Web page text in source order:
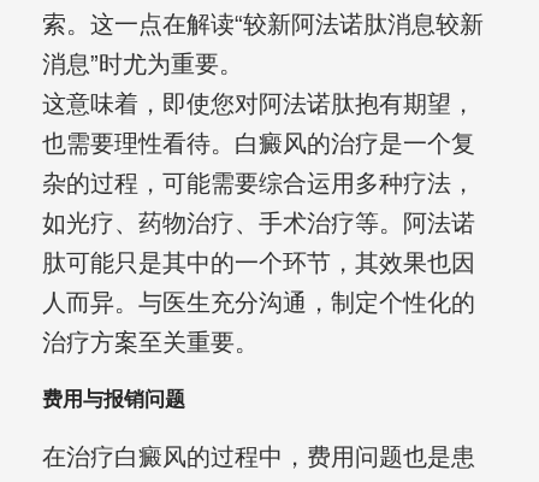
索。这一点在解读“较新阿法诺肽消息较新
消息”时尤为重要。
这意味着，即使您对阿法诺肽抱有期望，
也需要理性看待。白癜风的治疗是一个复
杂的过程，可能需要综合运用多种疗法，
如光疗、药物治疗、手术治疗等。阿法诺
肽可能只是其中的一个环节，其效果也因
人而异。与医生充分沟通，制定个性化的
治疗方案至关重要。
费用与报销问题
在治疗白癜风的过程中，费用问题也是患